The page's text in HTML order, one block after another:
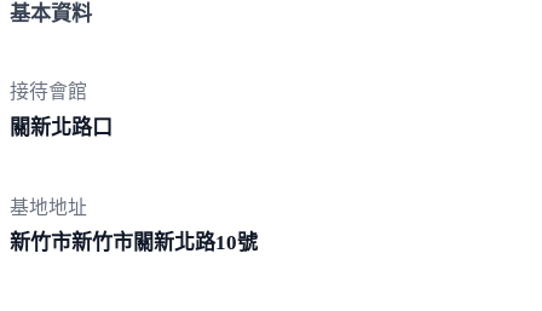
基本資料
接待會館
關新北路口
基地地址
新竹市新竹市關新北路10號